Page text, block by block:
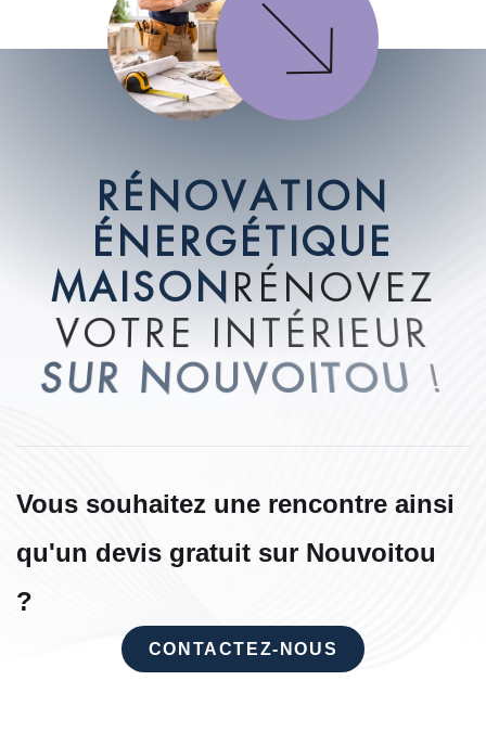
RÉ NOVATION
É N ERGÉTIQUE
MAISON RÉNOVEZ
VOTRE INTÉRIEUR
SUR NOUVOITOU !
Vous souhaitez une rencontre ainsi
qu'un devis gratuit sur Nouvoitou
?
CONTACTEZ-NOUS